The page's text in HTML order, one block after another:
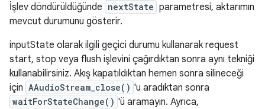
İşlev döndürüldüğünde nextState parametresi, aktarımın
mevcut durumunu gösterir.
inputState olarak ilgili geçici durumu kullanarak request
start, stop veya flush işlevini çağırdıktan sonra aynı tekniği
kullanabilirsiniz. Akış kapatıldıktan hemen sonra silineceği
için AAudioStream_close() 'u aradıktan sonra
waitForStateChange() 'ü aramayın. Ayrıca,